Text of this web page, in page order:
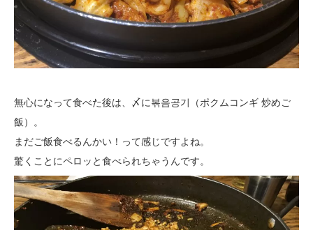
無心になって食べた後は、〆に볶음공기（ポクムコンギ 炒めご
飯）。
まだご飯食べるんかい！って感じですよね。
驚くことにペロッと食べられちゃうんです。